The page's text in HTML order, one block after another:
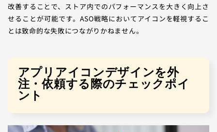
改善することで、ストア内でのパフォーマンスを大きく向上さ
せることが可能です。ASO戦略においてアイコンを軽視するこ
とは致命的な失敗につながりかねません。
アプリアイコンデザインを外
注・依頼する際のチェックポイ
ント